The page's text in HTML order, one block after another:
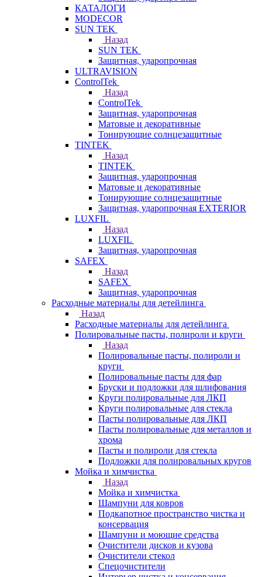
КАТАЛОГИ
MODECOR
SUN TEK
Назад
SUN TEK
Защитная, ударопрочная
ULTRAVISION
ControlTek
Назад
ControlTek
Защитная, ударопрочная
Матовые и декоративные
Тонирующие солнцезащитные
TINTEK
Назад
TINTEK
Защитная, ударопрочная
Матовые и декоративные
Тонирующие солнцезащитные
Защитная, ударопрочная EXTERIOR
LUXFIL
Назад
LUXFIL
Защитная, ударопрочная
SAFEX
Назад
SAFEX
Защитная, ударопрочная
Расходные материалы для детейлинга
Назад
Расходные материалы для детейлинга
Полировальные пасты, полироли и круги
Назад
Полировальные пасты, полироли и
круги
Полировальные пасты для фар
Бруски и подложки для шлифования
Круги полировальные для ЛКП
Круги полировальные для стекла
Пасты полировальные для ЛКП
Пасты полировальные для металлов и
хрома
Пасты и полироли для стекла
Подложки для полировальных кругов
Мойка и химчистка
Назад
Мойка и химчистка
Шампуни для ковров
Подкапотное пространство чистка и
консервация
Шампуни и моющие средства
Очистители дисков и кузова
Очистители стекол
Спецочистители